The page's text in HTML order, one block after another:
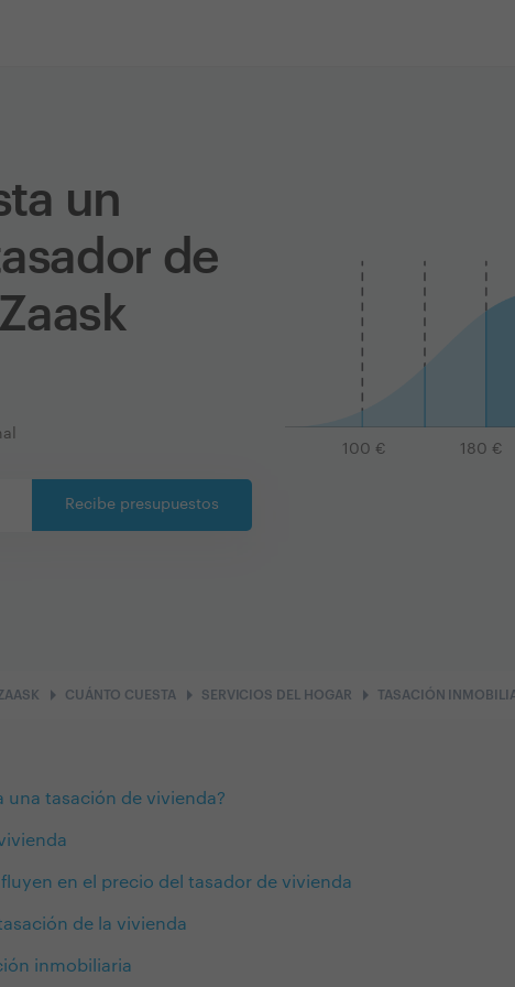
un
de
Recibe presupuestos
100 € 180 €
arrow_right CUÁNTO CUESTAarrow_right SERVICIOS DEL HOGAR arrow_rightTASACIÓN
una tasación de vivienda?
en el precio del tasador de vivienda
de la vivienda
inmobiliaria